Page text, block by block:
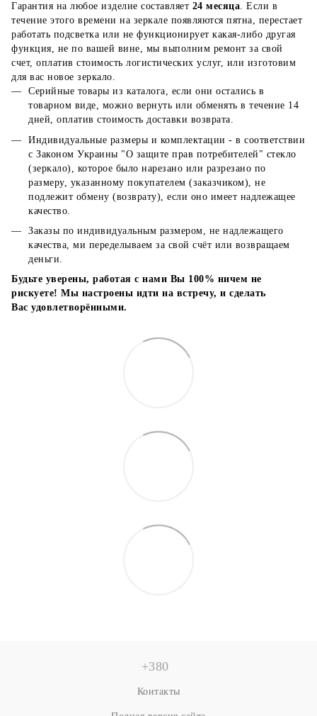
Гарантия на любое изделие составляет 24 месяца. Если в
течение этого времени на зеркале появляются пятна, перестает
работать подсветка или не функционирует какая-либо другая
функция, не по вашей вине, мы выполним ремонт за свой
счет, оплатив стоимость логистических услуг, или изготовим
для вас новое зеркало.
Серийные товары из каталога, если они остались в
товарном виде, можно вернуть или обменять в течение 14
дней, оплатив стоимость доставки возврата.
Индивидуальные размеры и комплектации - в соответствии
с Законом Украины "О защите прав потребителей" стекло
(зеркало), которое было нарезано или разрезано по
размеру, указанному покупателем (заказчиком), не
подлежит обмену (возврату), если оно имеет надлежащее
качество.
Заказы по индивидуальным размером, не надлежащего
качества, ми переделываем за свой счёт или возвращаем
деньги.
Будьте уверены, работая с нами Вы 100% ничем не
рискуете! Мы настроены идти на встречу, и сделать
Вас удовлетворёнными.
+380
Контакты